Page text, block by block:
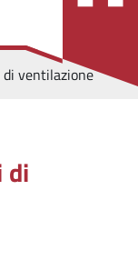
ventilazione
di